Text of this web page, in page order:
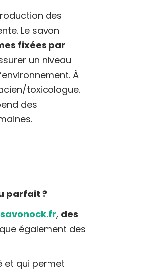
des
Le savon
fixées par
un niveau
À
toxicologue.
des
parfait ?
, des
également des
et qui permet